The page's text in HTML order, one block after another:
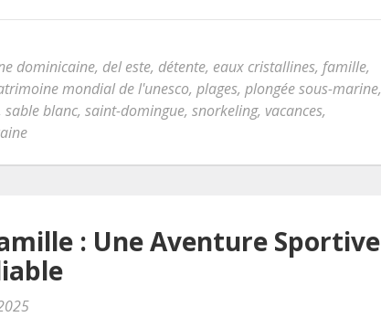
dominicaine, del este, détente, eaux cristallines, famille,
mondial de l'unesco, plages, plongée sous-marine,
sable blanc, saint-domingue, snorkeling, vacances,
: Une Aventure Sportive